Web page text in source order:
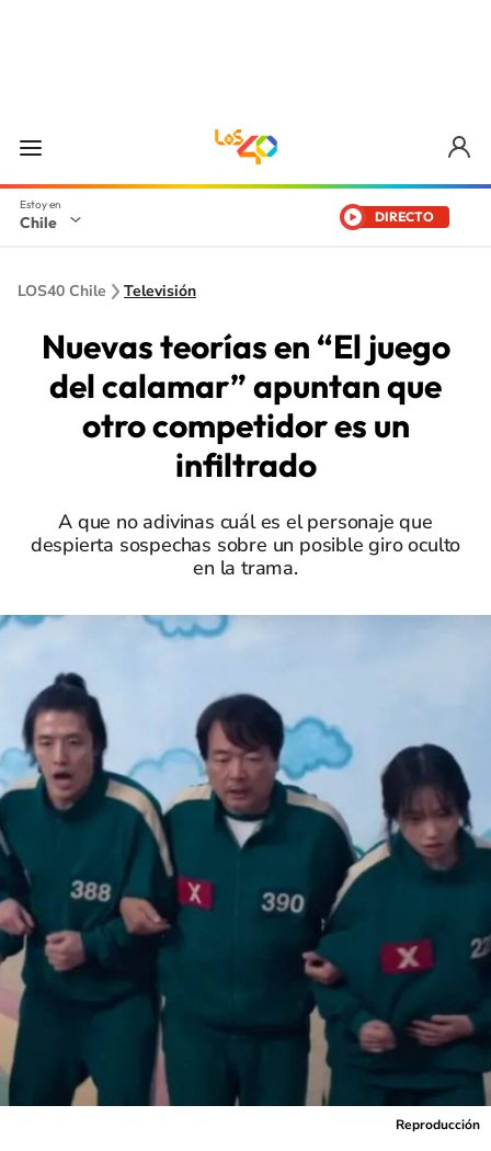
Chile DIRECTO
LOS40 Chile Televisión
Nuevas teorías en “El juego
del calamar” apuntan que
otro competidor es un
infiltrado
A que no adivinas cuál es el personaje que
despierta sospechas sobre un posible giro oculto
en la trama.
Reproducción